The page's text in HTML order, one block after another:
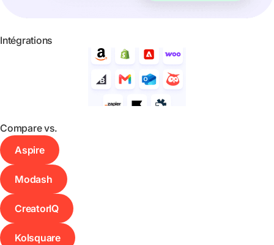
Intégrations
Compare vs.
Aspire
Modash
CreatorIQ
Kolsquare